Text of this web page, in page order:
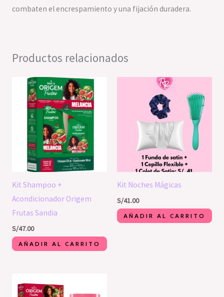
combaten el encrespamiento y una fijación duradera.
Productos relacionados
Kit Shampoo +
Acondicionador Origem
Frutas Sandia
S/47.00
AÑADIR AL CARRITO
Kit Noches Mágicas
S/41.00
AÑADIR AL CARRITO